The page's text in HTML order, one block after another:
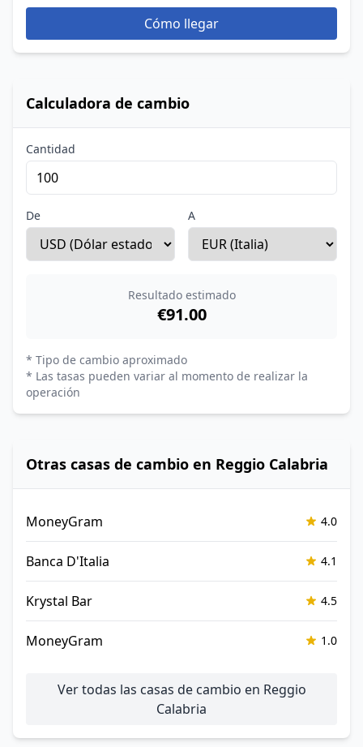
Cómo llegar
Calculadora de cambio
Cantidad
De A
Resultado estimado
€91.00
* Tipo de cambio aproximado
* Las tasas pueden variar al momento de realizar la
operación
Otras casas de cambio en Reggio Calabria
MoneyGram 4.0
Banca D'Italia 4.1
Krystal Bar 4.5
MoneyGram 1.0
Ver todas las casas de cambio en Reggio
Calabria